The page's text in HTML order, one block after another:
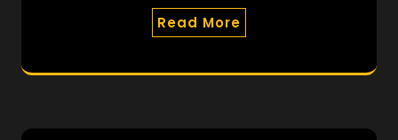
Read More